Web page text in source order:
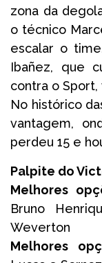
zona da
o técnico
escalar o
Ibañez, que
contra o
No histórico
vantagem,
perdeu 15 e
Palpite do
Melhores
Bruno
Weverton
Melhores